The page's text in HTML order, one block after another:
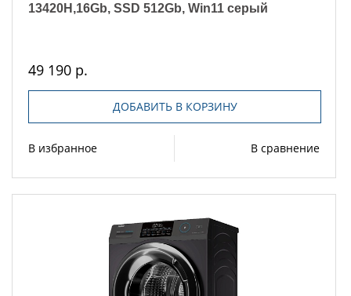
13420H,16Gb, SSD 512Gb, Win11 серый
49 190 р.
ДОБАВИТЬ В КОРЗИНУ
В избранное В сравнение